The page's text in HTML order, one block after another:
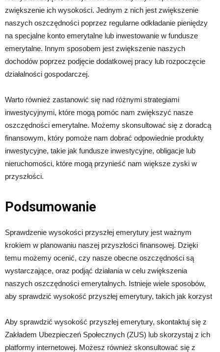
zwiększenie ich wysokości. Jednym z nich jest zwiększenie
naszych oszczędności poprzez regularne odkładanie pieniędzy
na specjalne konto emerytalne lub inwestowanie w fundusze
emerytalne. Innym sposobem jest zwiększenie naszych
dochodów poprzez podjęcie dodatkowej pracy lub rozpoczęcie
działalności gospodarczej.
Warto również zastanowić się nad różnymi strategiami
inwestycyjnymi, które mogą pomóc nam zwiększyć nasze
oszczędności emerytalne. Możemy skonsultować się z doradcą
finansowym, który pomoże nam dobrać odpowiednie produkty
inwestycyjne, takie jak fundusze inwestycyjne, obligacje lub
nieruchomości, które mogą przynieść nam większe zyski w
przyszłości.
Podsumowanie
Sprawdzenie wysokości przyszłej emerytury jest ważnym
krokiem w planowaniu naszej przyszłości finansowej. Dzięki
temu możemy ocenić, czy nasze obecne oszczędności są
wystarczające, oraz podjąć działania w celu zwiększenia
naszych oszczędności emerytalnych. Istnieje wiele sposobów,
aby sprawdzić wysokość przyszłej emerytury, takich jak korzyst
Aby sprawdzić wysokość przyszłej emerytury, skontaktuj się z
Zakładem Ubezpieczeń Społecznych (ZUS) lub skorzystaj z ich
platformy internetowej. Możesz również skonsultować się z